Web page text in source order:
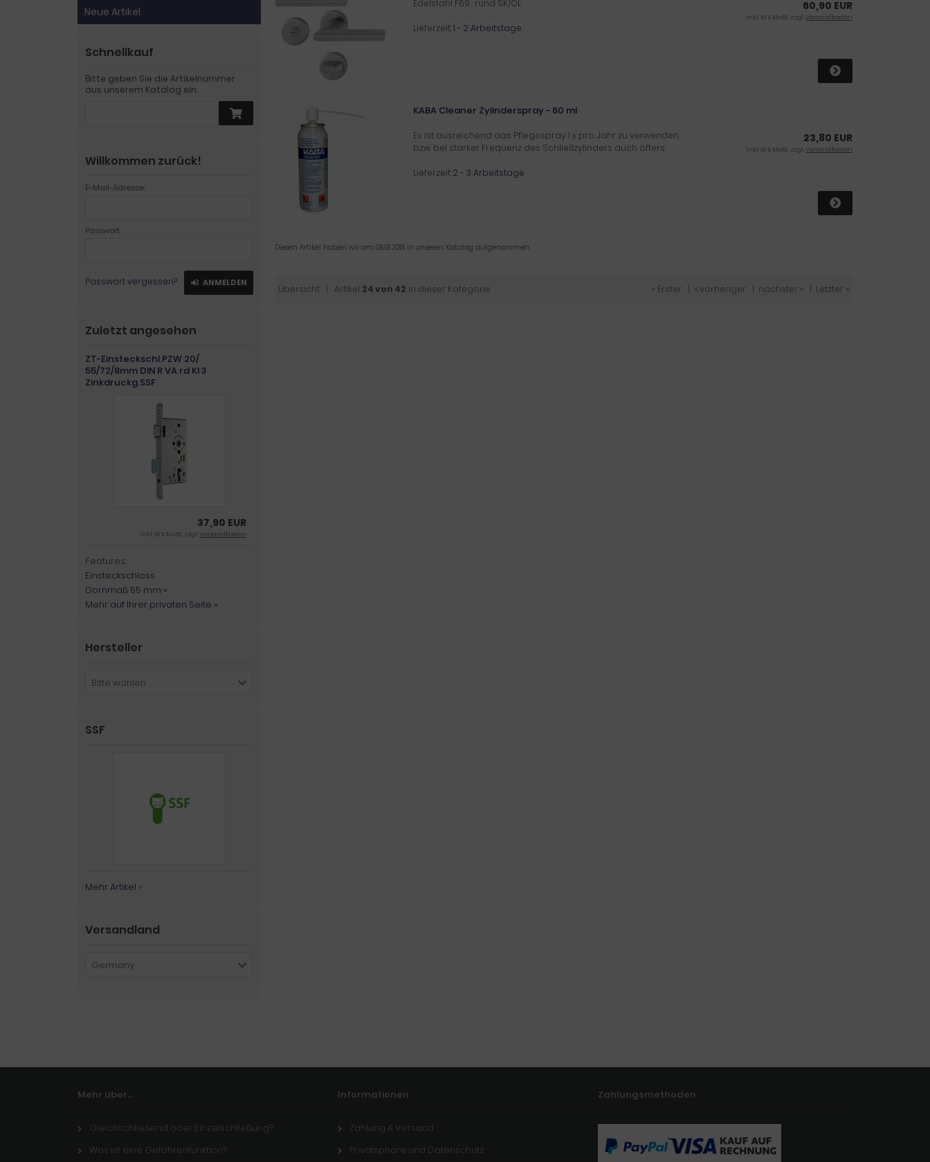
Edelstahl F69 · rund SK/OL
Lieferzeit:1 - 2 Arbeitstage
60,90 EUR
inkl. 19 % MwSt. zzgl.Versandkosten
KABA Cleaner Zylinderspray - 60 ml
Es ist ausreichend das Pflegespray 1 x pro Jahr zu verwenden,
bzw. bei starker Frequenz des Schließzylinders auch öfters.
Lieferzeit:2 - 3 Arbeitstage
23,80 EUR
inkl. 19 % MwSt. zzgl.Versandkosten
Diesen Artikel haben wir am 06.01.2018 in unseren Katalog aufgenommen.
Übersicht | Artikel 24 von 42 in dieser Kategorie « Erster « vorheriger nächster » Letzter »
Neue Artikel
Schnellkauf
Bitte geben Sie die Artikelnummer
aus unserem Katalog ein.
Willkommen zurück!
E-Mail-Adresse:
Passwort:
Passwort vergessen? ANMELDEN
Zuletzt angesehen
ZT-Einsteckschl.PZW 20/
55/72/8mm DIN R VA rd Kl 3
Zinkdruckg.SSF
37,90 EUR
inkl. 19 % MwSt. zzgl.Versandkosten
Features:
Einsteckschloss
Dornmaß 55 mm »
Mehr auf Ihrer privaten Seite »
Hersteller
Bitte wählen
SSF
Mehr Artikel »
Versandland
Germany
Mehr über...
Gleichschließend oder Einzelschließung?
Was ist eine Gefahrenfunktion?
Informationen
Zahlung & Versand
Privatsphäre und Datenschutz
Zahlungsmethoden